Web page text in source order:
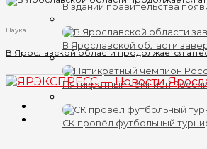
В здании правительства
В Ярославской области
Пятикратный чемпион
СК провёл футбольный
Наука
В Ярославской области продолжается